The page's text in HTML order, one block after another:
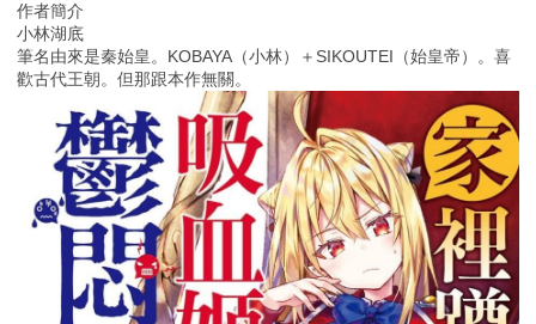
作者簡介
小林湖底
筆名由來是秦始皇。KOBAYA（小林）＋SIKOUTEI（始皇帝）。喜
歡古代王朝。但那跟本作無關。